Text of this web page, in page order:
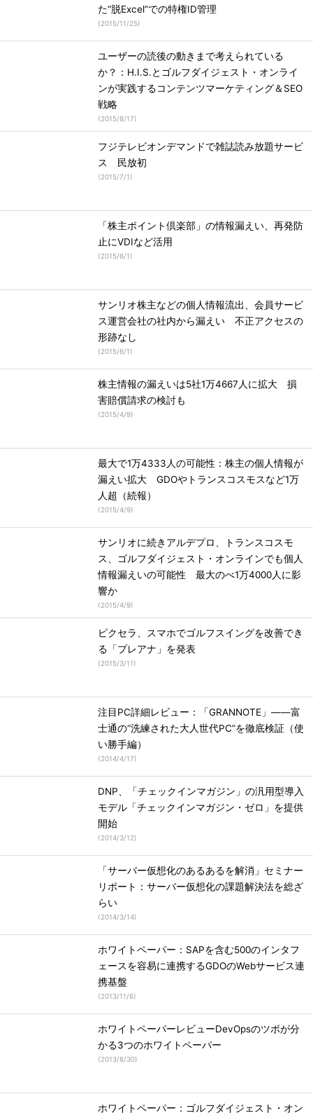
た“脱Excel”での特権ID管理
(2015/11/25)
ユーザーの読後の動きまで考えられている
か？：H.I.S.とゴルフダイジェスト・オンライ
ンが実践するコンテンツマーケティング＆SEO
戦略
(2015/8/17)
フジテレビオンデマンドで雑誌読み放題サービ
ス 民放初
(2015/7/1)
「株主ポイント倶楽部」の情報漏えい、再発防
止にVDIなど活用
(2015/6/1)
サンリオ株主などの個人情報流出、会員サービ
ス運営会社の社内から漏えい 不正アクセスの
形跡なし
(2015/6/1)
株主情報の漏えいは5社1万4667人に拡大 損
害賠償請求の検討も
(2015/4/9)
最大で1万4333人の可能性：株主の個人情報が
漏えい拡大 GDOやトランスコスモスなど1万
人超（続報）
(2015/4/9)
サンリオに続きアルデプロ、トランスコスモ
ス、ゴルフダイジェスト・オンラインでも個人
情報漏えいの可能性 最大のべ1万4000人に影
響か
(2015/4/9)
ピクセラ、スマホでゴルフスイングを改善でき
る「プレアナ」を発表
(2015/3/11)
注目PC詳細レビュー：「GRANNOTE」――富
士通の“洗練された大人世代PC”を徹底検証（使
い勝手編）
(2014/4/17)
DNP、「チェックインマガジン」の汎用型導入
モデル「チェックインマガジン・ゼロ」を提供
開始
(2014/3/12)
「サーバー仮想化のあるあるを解消」セミナー
リポート：サーバー仮想化の課題解決法を総ざ
らい
(2014/3/14)
ホワイトペーパー：SAPを含む500のインタフ
ェースを容易に連携するGDOのWebサービス連
携基盤
(2013/11/6)
ホワイトペーパーレビューDevOpsのツボが分
かる3つのホワイトペーパー
(2013/8/30)
ホワイトペーパー：ゴルフダイジェスト・オン